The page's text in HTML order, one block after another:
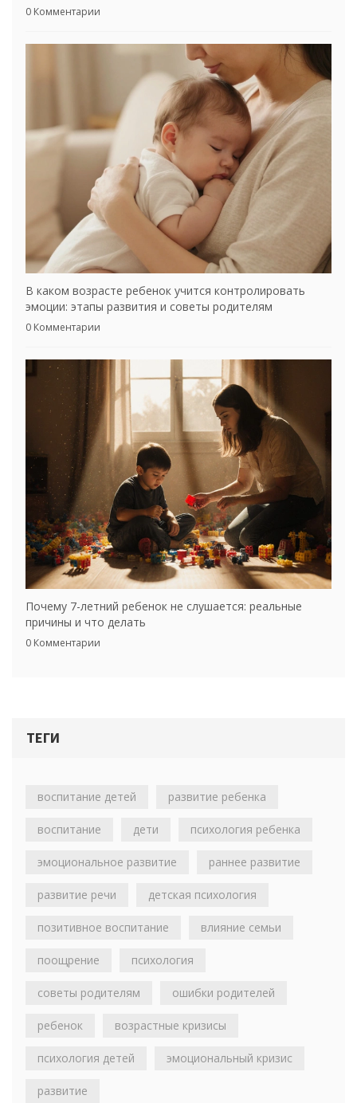
0 Комментарии
В каком возрасте ребенок учится контролировать
эмоции: этапы развития и советы родителям
0 Комментарии
Почему 7-летний ребенок не слушается: реальные
причины и что делать
0 Комментарии
ТЕГИ
воспитание детей развитие ребенка
воспитание дети психология ребенка
эмоциональное развитие раннее развитие
развитие речи детская психология
позитивное воспитание влияние семьи
поощрение психология
советы родителям ошибки родителей
ребенок возрастные кризисы
психология детей эмоциональный кризис
развитие